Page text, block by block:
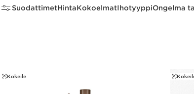
SuodattimetHintaKokoelmatIhotyyppiOngelma
Kokeile